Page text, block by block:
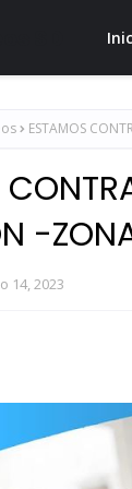
ESTAMOS
-
14, 2023